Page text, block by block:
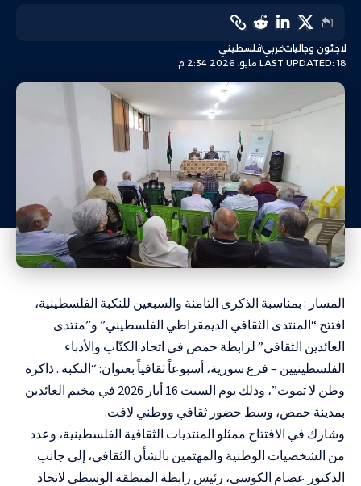
LAST UPDATED: 18 مايو، 2026 2:34 م
لاجئون وجالياتعربيفلسطيني
المسار : بمناسبة الذكرى الثامنة والسبعين للنكبة الفلسطينية،
افتتح “المنتدى الثقافي الديمقراطي الفلسطيني” و”منتدى
العائدين الثقافي” لرابطة حمص في اتحاد الكتّاب والأدباء
الفلسطينيين – فرع سورية، أسبوعاً ثقافياً بعنوان: “النكبة.. ذاكرة
وطن لا تموت”، وذلك يوم السبت 16 أيار 2026 في مخيم العائدين
بمدينة حمص، وسط حضور ثقافي ووطني لافت.
وشارك في الافتتاح ممثلو المنتديات الثقافية الفلسطينية، وعدد
من الشخصيات الوطنية والمهتمين بالشأن الثقافي، إلى جانب
الدكتور عصام الكوسى، رئيس رابطة المنطقة الوسطى لاتحاد